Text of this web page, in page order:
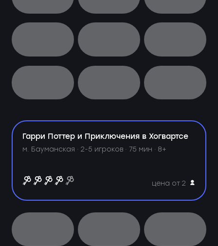
Гарри Поттер и Приключения в Хогвартсе
м. Бауманская ·2-5 игроков · 75 мин · 8+
цена от 2